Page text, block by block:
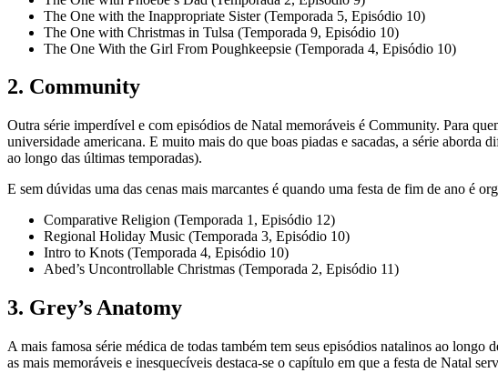
The One with the Inappropriate Sister (Temporada 5, Episódio 10)
The One with Christmas in Tulsa (Temporada 9, Episódio 10)
The One With the Girl From Poughkeepsie (Temporada 4, Episódio 10)
2. Community
Outra série imperdível e com episódios de Natal memoráveis é Community. Para
universidade americana. E muito mais do que boas piadas e sacadas, a série aborda
ao longo das últimas temporadas).
E sem dúvidas uma das cenas mais marcantes é quando uma festa de fim de ano é
Comparative Religion (Temporada 1, Episódio 12)
Regional Holiday Music (Temporada 3, Episódio 10)
Intro to Knots (Temporada 4, Episódio 10)
Abed’s Uncontrollable Christmas (Temporada 2, Episódio 11)
3. Grey’s Anatomy
A mais famosa série médica de todas também tem seus episódios natalinos ao longo
as mais memoráveis e inesquecíveis destaca-se o capítulo em que a festa de Natal